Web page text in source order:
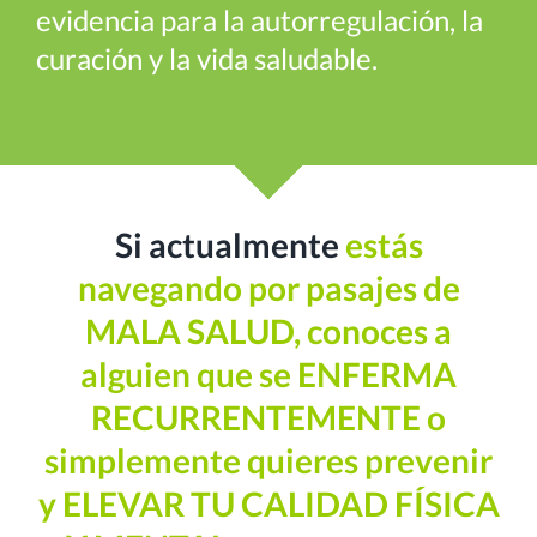
evidencia para la autorregulación, la
curación y la vida saludable.
Si actualmenteestás
navegando por pasajes de
MALA SALUD, conoces a
alguien que se ENFERMA
RECURRENTEMENTE o
simplemente quieresprevenir
y ELEVAR TU CALIDAD FÍSICA